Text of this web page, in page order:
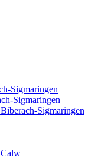
Sigmaringen
Sigmaringen
Sigmaringen
Calw